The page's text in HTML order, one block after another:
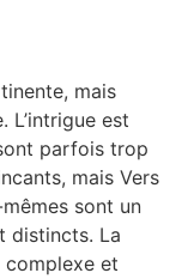
mais
est
parfois trop
mais Vers
sont un
distincts. La
et